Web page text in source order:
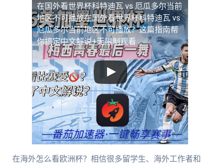
在国外看世界杯科特迪瓦 vs 厄瓜多尔当前
地区不可播放在国外看世界杯科特迪瓦 vs
厄瓜多尔当前地区不可播放？这篇指南帮
你搞定中文解说+无限制观看
在海外怎么看欧洲杯？相信很多留学生、海外工作者和